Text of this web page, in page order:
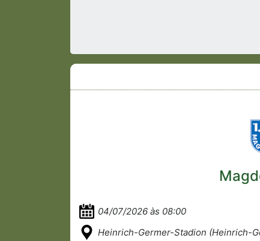
04/07/2026 às 08:00
Heinrich-Germer-Stadion (Heinrich-